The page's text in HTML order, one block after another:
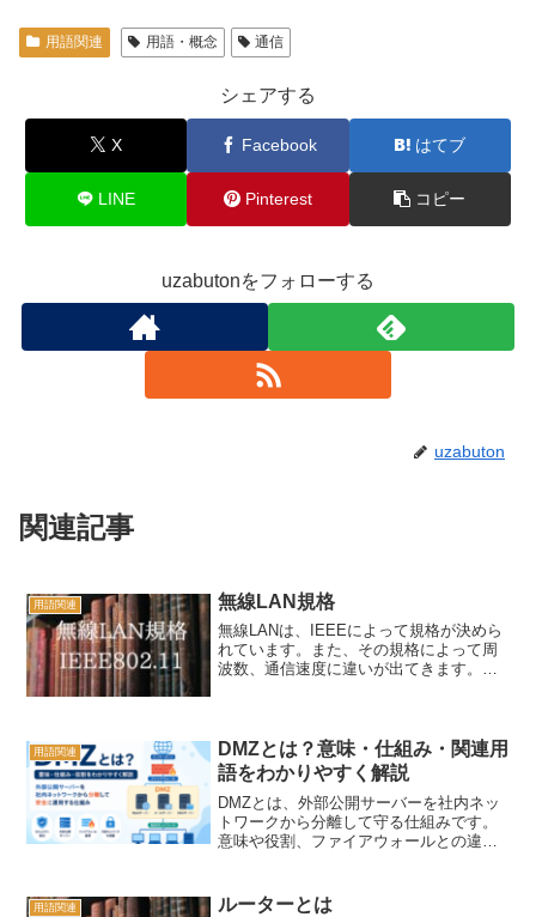
用語関連 用語・概念 通信
シェアする
X Facebook はてブ
LINE Pinterest コピー
uzabutonをフォローする
uzabuton
関連記事
用語関連 無線LAN規格
無線LANは、IEEEによって規格が決めら
れています。また、その規格によって周
波数、通信速度に違いが出てきます。こ
用語関連
DMZとは？意味・仕組み・関連用
語をわかりやすく解説
DMZとは、外部公開サーバーを社内ネッ
トワークから分離して守る仕組みです。
意味や役割、ファイアウォールとの違い
用語関連 ルーターとは